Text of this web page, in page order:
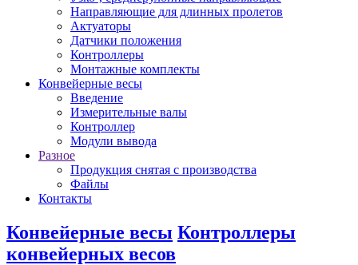
Направляющие для длинных пролетов
Актуаторы
Датчики положения
Контроллеры
Монтажные комплекты
Конвейерные весы
Введение
Измерительные валы
Контроллер
Модули вывода
Разное
Продукция снятая с производства
Файлы
Контакты
Конвейерные весы Контроллеры
конвейерных весов